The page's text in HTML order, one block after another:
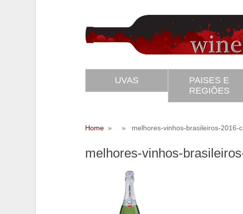
UVAS
PAISES E
REGIÕES
Home » » melhores-vinhos-brasileiros-2016-
melhores-vinhos-